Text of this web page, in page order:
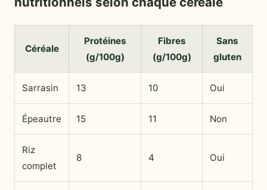
Céréale
Protéines
(g/100g)
Fibres
(g/100g)
Sans
gluten
Sarrasin 13 10 Oui
Épeautre 15 11 Non
Riz
complet
8 4 Oui